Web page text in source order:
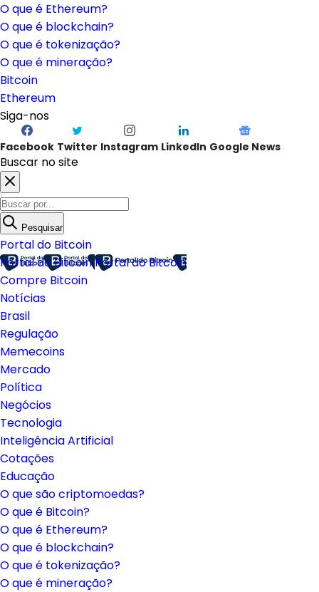
O que é Ethereum?
O que é blockchain?
O que é tokenização?
O que é mineração?
Bitcoin
Ethereum
Siga-nos
Facebook Twitter Instagram LinkedIn Google News
Buscar no site
Pesquisar
Portal do Bitcoin
Portal do BitcoinPortal do Bitcoin
Compre Bitcoin
Notícias
Brasil
Regulação
Memecoins
Mercado
Política
Negócios
Tecnologia
Inteligência Artificial
Cotações
Educação
O que são criptomoedas?
O que é Bitcoin?
O que é Ethereum?
O que é blockchain?
O que é tokenização?
O que é mineração?